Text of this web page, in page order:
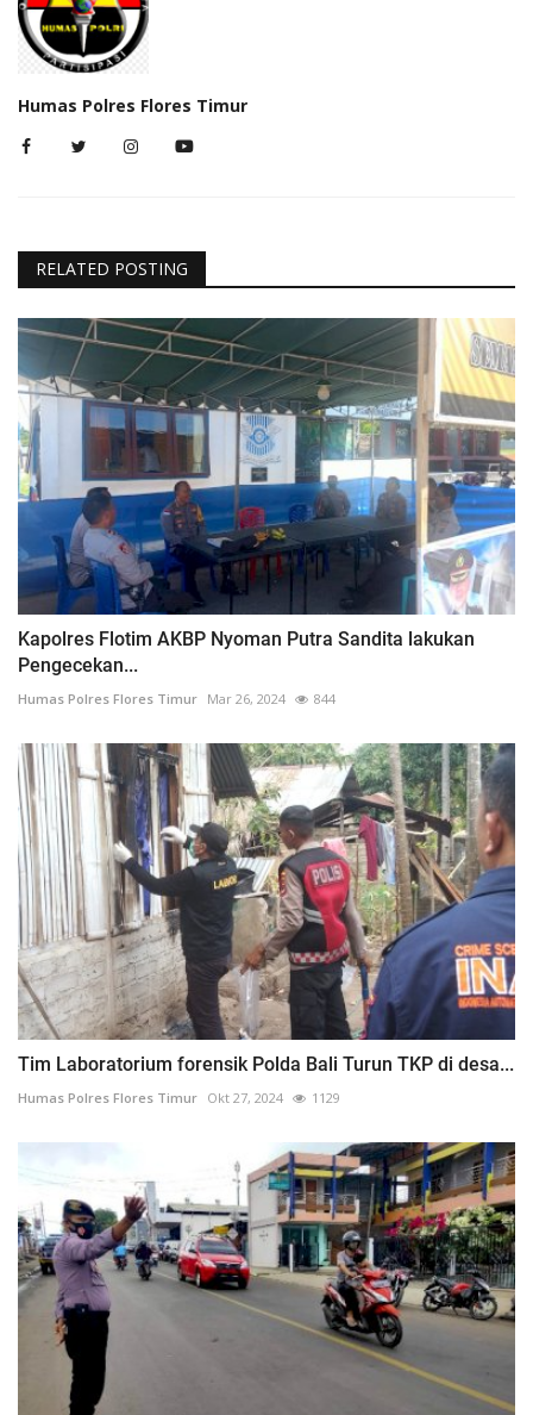
Humas Polres Flores Timur
RELATED POSTING
Kapolres Flotim AKBP Nyoman Putra Sandita lakukan
Pengecekan...
Humas Polres Flores Timur Mar 26, 2024 844
Tim Laboratorium forensik Polda Bali Turun TKP di desa...
Humas Polres Flores Timur Okt 27, 2024 1129